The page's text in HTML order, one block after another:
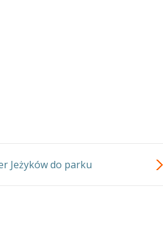
Jeżyków do parku